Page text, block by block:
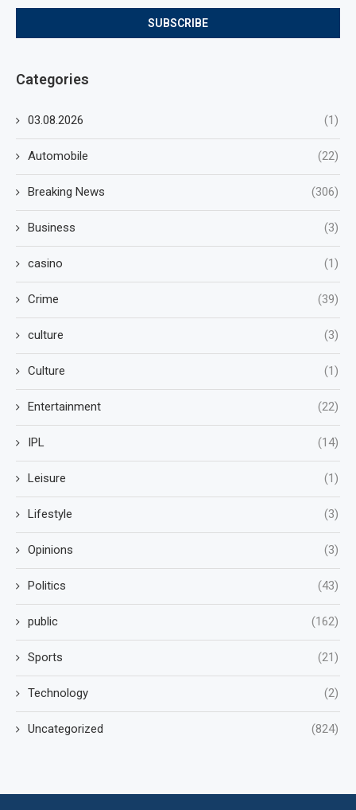
Categories
03.08.2026 (1)
Automobile (22)
Breaking News (306)
Business (3)
casino (1)
Crime (39)
culture (3)
Culture (1)
Entertainment (22)
IPL (14)
Leisure (1)
Lifestyle (3)
Opinions (3)
Politics (43)
public (162)
Sports (21)
Technology (2)
Uncategorized (824)